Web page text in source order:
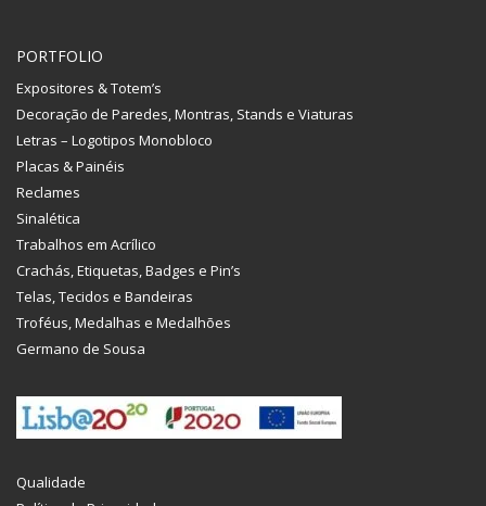
PORTFOLIO
Expositores & Totem’s
Decoração de Paredes, Montras, Stands e Viaturas
Letras – Logotipos Monobloco
Placas & Painéis
Reclames
Sinalética
Trabalhos em Acrílico
Crachás, Etiquetas, Badges e Pin’s
Telas, Tecidos e Bandeiras
Troféus, Medalhas e Medalhões
Germano de Sousa
Qualidade